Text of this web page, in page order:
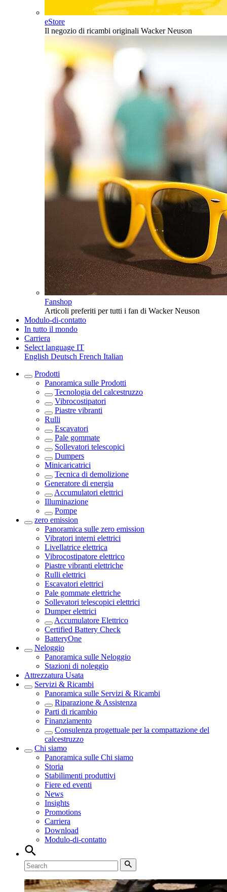
eStore
Il negozio di ricambi originali Wacker Neuson
Fanshop
Articoli preferiti per tutti i fan di Wacker Neuson
Modulo-di-contatto
In tutto il mondo
Carriera
Select language IT
English Deutsch French Italian
Prodotti
Panoramica sulle Prodotti
Tecnologia del calcestruzzo
Vibrocostipatori
Piastre vibranti
Rulli
Escavatori
Pale gommate
Sollevatori telescopici
Dumpers
Minicaricatrici
Tecnica di demolizione
Generatore di energia
Accumulatori elettrici
Illuminazione
Pompe
zero emission
Panoramica sulle zero emission
Vibratori interni elettrici
Livellatrice elettrica
Vibrocostipatore elettrico
Piastre vibranti elettriche
Rulli elettrici
Escavatori elettrici
Pale gommate elettriche
Sollevatori telescopici elettrici
Dumper elettrici
Accumulatore Elettrico
Certified Battery Check
BatteryOne
Neloggio
Panoramica sulle Neloggio
Stazioni di noleggio
Attrezzatura Usata
Servizi & Ricambi
Panoramica sulle Servizi & Ricambi
Riparazione & Assistenza
Parti di ricambio
Finanziamento
Consulenza progettuale per la compattazione del
calcestruzzo
Chi siamo
Panoramica sulle Chi siamo
Storia
Stabilimenti produttivi
Fiere ed eventi
News
Insights
Promotions
Carriera
Download
Modulo-di-contatto